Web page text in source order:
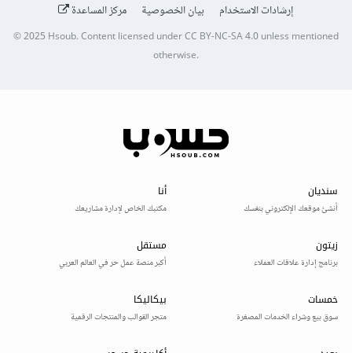
إرشادات الاستخدام
بيان الخصوصية مركز المساعدة
© 2025Hsoub.Content licensed underCC BY-NC-SA 4.0unless mentioned
otherwise.